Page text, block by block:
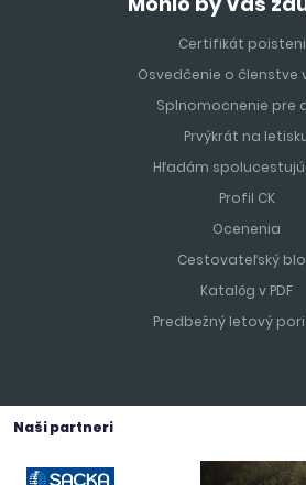
Certifikát
Osvedčenie o členstve v
Splnomocnenie pre
Prvýkrát na
Hľadám
Profil CK
Ocenenia
Cestovateľský
Katalóg v PDF
Predbežný letový
Naši partneri